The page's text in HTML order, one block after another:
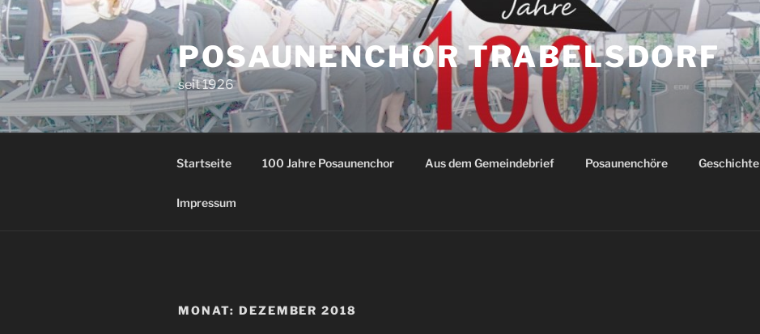
Zum
Inhalt
springen
POSAUNENCHOR TRABELSDORF
seit 1926
Startseite 100 Jahre Posaunenchor Aus dem Gemeindebrief Posaunenchöre Geschichte
Impressum
MONAT: DEZEMBER 2018